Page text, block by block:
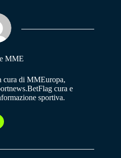
MME
cura di MMEuropa,
cura e
sportiva.